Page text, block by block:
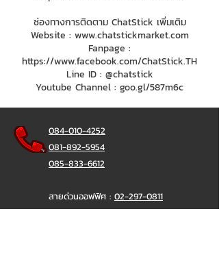
ช่องทางการติดตาม ChatStick เพิ่มเติม
Website : www.chatstickmarket.com
Fanpage :
https://www.facebook.com/ChatStick.TH
Line ID : @chatstick
Youtube Channel : goo.gl/587m6c
084-010-4252
081-892-5954
085-833-6612
สายด่วนออฟฟิศ : 02-297-0811
034-900-165( จันทร์-ศุกร์)